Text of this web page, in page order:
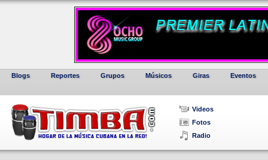
Blogs Reportes Grupos Músicos Giras Eventos
Videos
Fotos
Radio